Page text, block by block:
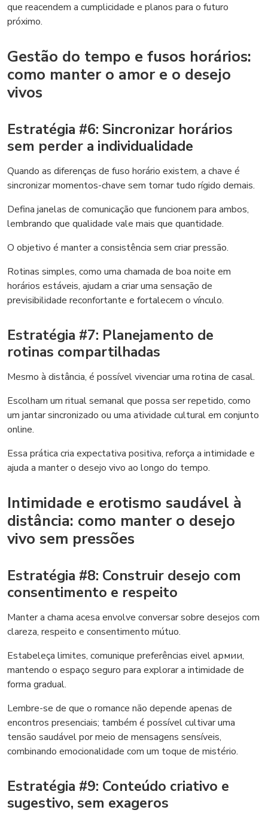
que reacendem a cumplicidade e planos para o futuro
próximo.
Gestão do tempo e fusos horários:
como manter o amor e o desejo
vivos
Estratégia #6: Sincronizar horários
sem perder a individualidade
Quando as diferenças de fuso horário existem, a chave é
sincronizar momentos-chave sem tornar tudo rígido demais.
Defina janelas de comunicação que funcionem para ambos,
lembrando que qualidade vale mais que quantidade.
O objetivo é manter a consistência sem criar pressão.
Rotinas simples, como uma chamada de boa noite em
horários estáveis, ajudam a criar uma sensação de
previsibilidade reconfortante e fortalecem o vínculo.
Estratégia #7: Planejamento de
rotinas compartilhadas
Mesmo à distância, é possível vivenciar uma rotina de casal.
Escolham um ritual semanal que possa ser repetido, como
um jantar sincronizado ou uma atividade cultural em conjunto
online.
Essa prática cria expectativa positiva, reforça a intimidade e
ajuda a manter o desejo vivo ao longo do tempo.
Intimidade e erotismo saudável à
distância: como manter o desejo
vivo sem pressões
Estratégia #8: Construir desejo com
consentimento e respeito
Manter a chama acesa envolve conversar sobre desejos com
clareza, respeito e consentimento mútuo.
Estabeleça limites, comunique preferências eivel армии,
mantendo o espaço seguro para explorar a intimidade de
forma gradual.
Lembre-se de que o romance não depende apenas de
encontros presenciais; também é possível cultivar uma
tensão saudável por meio de mensagens sensíveis,
combinando emocionalidade com um toque de mistério.
Estratégia #9: Conteúdo criativo e
sugestivo, sem exageros